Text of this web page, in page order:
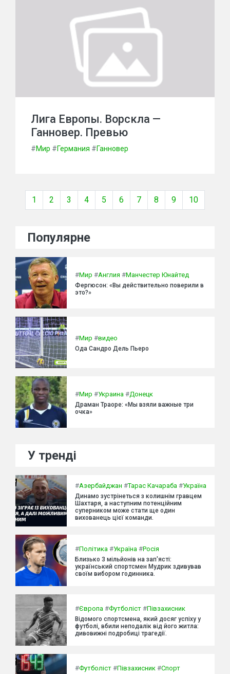
Лига Европы. Ворскла —
Ганновер. Превью
#Мир #Германия #Ганновер
1 2 3 4 5 6 7 8 9 10
Популярне
#Мир #Англия #Манчестер Юнайтед
Фергюсон: «Вы действительно поверили в
это?»
#Мир #видео
Ода Сандро Дель Пьеро
#Мир #Украина #Донецк
Драман Траоре: «Мы взяли важные три
очка»
У тренді
#Азербайджан #Тарас Качараба #Україна
Динамо зустрінеться з колишнім гравцем
Шахтаря, а наступним потенційним
суперником може стати ще один
вихованець цієї команди.
#Політика #Україна #Росія
Близько 3 мільйонів на зап'ясті:
український спортсмен Мудрик здивував
своїм вибором годинника.
#Європа #Футболіст #Півзахисник
Відомого спортсмена, який досяг успіху у
футболі, вбили неподалік від його житла:
дивовижні подробиці трагедії.
#Футболіст #Півзахисник #Спорт